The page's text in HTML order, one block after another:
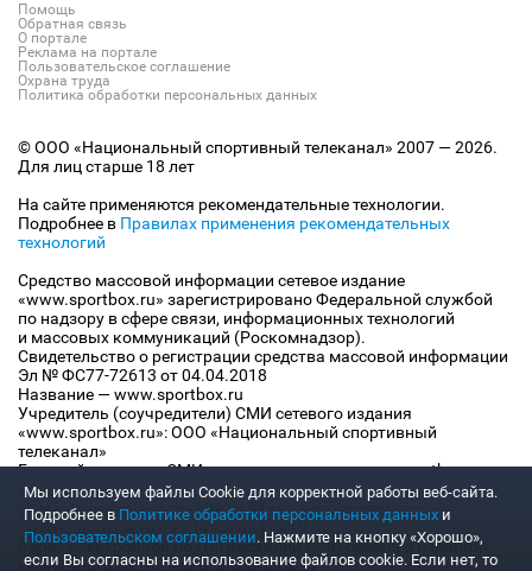
Помощь
Обратная связь
О портале
Реклама на портале
Пользовательское соглашение
Охрана труда
Политика обработки персональных данных
© ООО «Национальный спортивный телеканал» 2007 — 2026.
Для лиц старше 18 лет
На сайте применяются рекомендательные технологии.
Подробнее в Правилах применения рекомендательных
технологий
Средство массовой информации сетевое издание
«www.sportbox.ru» зарегистрировано Федеральной службой
по надзору в сфере связи, информационных технологий
и массовых коммуникаций (Роскомнадзор).
Свидетельство о регистрации средства массовой информации
Эл № ФС77-72613 от 04.04.2018
Название — www.sportbox.ru
Учредитель (соучредители) СМИ сетевого издания
«www.sportbox.ru»: ООО «Национальный спортивный
телеканал»
Главный редактор СМИ сетевого издания «www.sportbox.ru»:
Конов В.А.
Номер телефона редакции СМИ сетевого издания
«www.sportbox.ru»: +7 (495) 653 8419
Адрес электронной почты редакции СМИ сетевого издания
«www.sportbox.ru»: editor@sportbox.ru
Мы используем файлы Сookie для корректной работы веб-сайта.
Подробнее в Политике обработки персональных данных и
Пользовательском соглашении. Нажмите на кнопку «Хорошо»,
если Вы согласны на использование файлов cookie. Если нет, то